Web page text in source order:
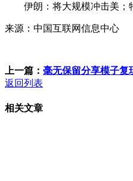
伊朗：将大规模冲击美；特
来源：中国互联网信息中心
上一篇： 毫无保留分享模子复
返回列表
相关文章